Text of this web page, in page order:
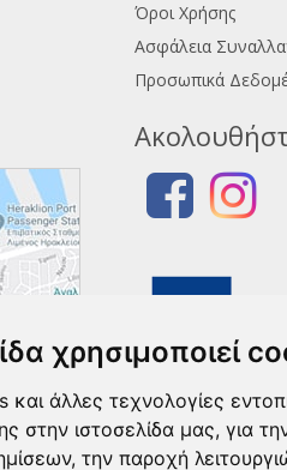
χρησιμοποιεί
άλλες τεχνολογίες
στην ιστοσελίδα μας, για
την παροχή
Όροι Χρήσης
Ασφάλεια
Προσωπικά